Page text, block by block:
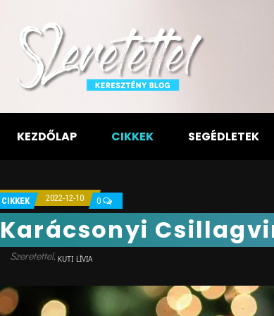
KEZDŐLAP CIKKEK SEGÉDLETEK
CIKKEK 2022-12-10 0
Karácsonyi
KUTI LÍVIA